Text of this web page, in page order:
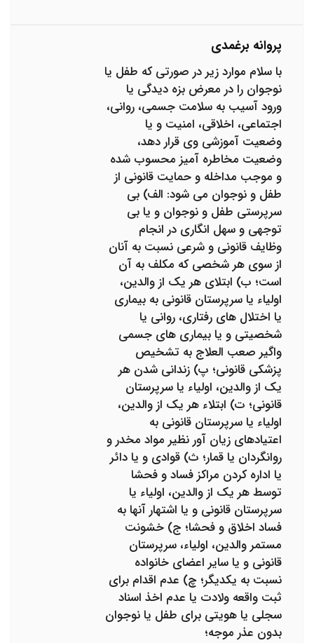
پروانه برغمدی
با سلام موارد زیر در صورتی ‌که طفل یا
نوجوان را در معرض بزه ‌دیدگی یا
ورود آسیب به سلامت جسمی، روانی،
اجتماعی، اخلاقی، امنیت و یا
وضعیت آموزشی وی قرار ‌دهد،
وضعیت مخاطره‌ آمیز محسوب شده
و موجب مداخله و حمایت قانونی از
طفل و نوجوان می ‌شود: الف) بی‏
سرپرستی طفل و نوجوان و یا بی
‌توجهی و سهل ‌انگاری در انجام
وظایف قانونی و شرعی نسبت به آنان
از سوی هر شخصی که مکلف به آن
است؛ ب) ابتلای هر یک از والدین،
اولیاء یا سرپرستان قانونی به بیماری
یا اختلال‌ های رفتاری، روانی یا
شخصیتی و یا بیماری‏ های جسمی
واگیر صعب ‏العلاج به تشخیص
پزشکی قانونی؛ پ) زندانی‌ شدن هر
یک از والدین، اولیاء یا سرپرستان
قانونی؛ ت) ابتلاء هر یک از والدین،
اولیاء یا سرپرستان قانونی به
اعتیادهای زیان‏ آور نظیر مواد مخدر و
روانگردان یا قمار؛ ث) قوادی و یا دائر
یا اداره‌ کردن مراکز فساد و فحشا
توسط هر یک از والدین، اولیاء یا
سرپرستان قانونی و یا اشتهار آنها به
فساد اخلاق و فحشا؛ ج) خشونت
مستمر والدین، اولیاء، سرپرستان
قانونی و یا سایر اعضای خانواده
نسبت به یکدیگر؛ چ) عدم اقدام برای
ثبت واقعه ولادت یا عدم اخذ اسناد
سجلی یا هویتی برای طفل یا نوجوان
بدون عذر موجه؛